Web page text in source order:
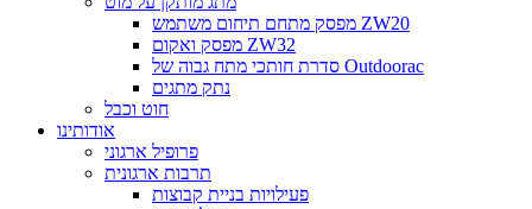
מפסק מתחם תיחום משתמש ZW20
מפסק ואקום ZW32
סדרת חותכי מתח גבוה של Outdoorac
נתק מתגים
חוט וכבל
אודותינו
פרופיל ארגוני
תרבות ארגונית
פעילויות בניית קבוצות